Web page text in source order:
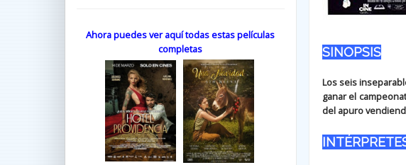
SINOPSIS
Los seis
ganar el
del apuro
Ahora puedes ver aquí todas estas películas
completas